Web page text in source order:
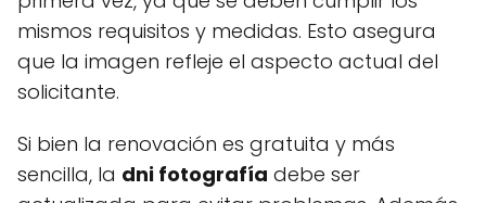
mismos requisitos y medidas. Esto asegura
que la imagen refleje el aspecto actual del
solicitante.
Si bien la renovación es gratuita y más
sencilla, la dni fotografía debe ser